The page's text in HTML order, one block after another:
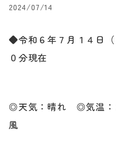
2024/07/14
◆令和６年７月１４日
０ 分現在
◎天気：晴れ ◎気温：
風